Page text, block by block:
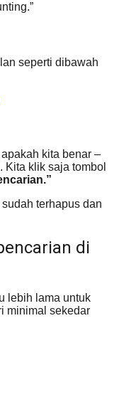
seperti dibawah
kita benar –
Kita klik saja tombol
terhapus dan
di
lebih lama untuk
minimal sekedar